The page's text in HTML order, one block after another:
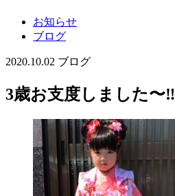
お知らせ
ブログ
2020.10.02 ブログ
3歳お支度しました〜‼︎